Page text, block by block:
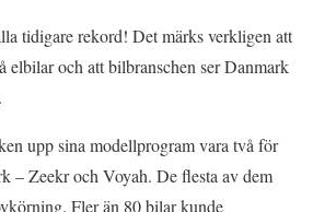
tidigare rekord! Det märks verkligen att
elbilar och att bilbranschen ser Danmark
upp sina modellprogram vara två för
– Zeekr och Voyah. De flesta av dem
Fler än 80 bilar kunde